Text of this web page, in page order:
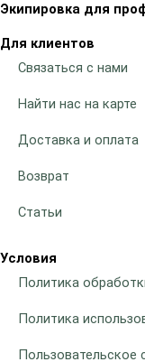
Экипировка для
Для клиентов
Связаться с нами
Найти нас на карте
Доставка и оплата
Возврат
Статьи
Условия
Политика
Политика
Пользовательское